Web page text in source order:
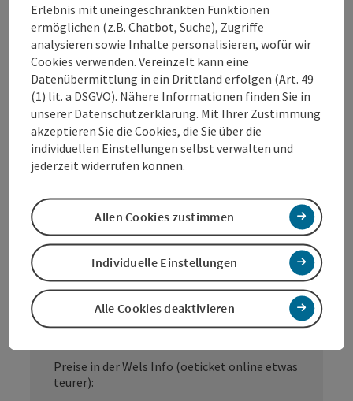
20.35 Uhr: Publikumstanz begleitet von ptArt
orchester
23.00 Uhr: Publikumsquadrille
00.00 Uhr: Mitternachtswalzer
00.05 Uhr: Tombola-Verlosung
00.30 Uhr: Mitternachts-Live Act Musical
Show „SATURDAY NIGHT FEVER“
01.00 Uhr: Publikumstanz begleitet von ptArt
orchester
Ab 03.30 Uhr: Brüderlein Fein
Tickets kaufen
Erhältlich ab 13. November in der Wels Info
Preise in der Wels Info (oeticket online etwas
teurer):
Erlebnis mit uneingeschränkten Funktionen
ermöglichen (z.B. Chatbot, Suche), Zugriffe
analysieren sowie Inhalte personalisieren, wofür wir
Cookies verwenden. Vereinzelt kann eine
Datenübermittlung in ein Drittland erfolgen (Art. 49
(1) lit. a DSGVO). Nähere Informationen finden Sie in
unserer Datenschutzerklärung. Mit Ihrer Zustimmung
akzeptieren Sie die Cookies, die Sie über die
individuellen Einstellungen selbst verwalten und
jederzeit widerrufen können.
Alle Cookies deaktivieren
Individuelle Einstellungen
Allen Cookies zustimmen